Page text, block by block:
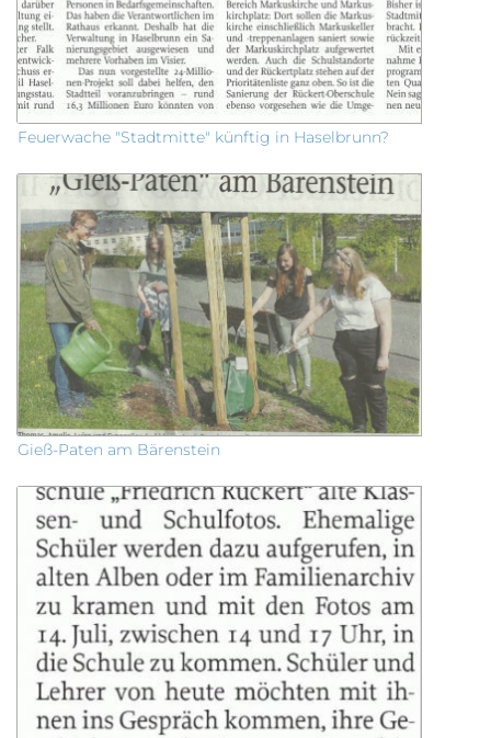
Feuerwache "Stadtmitte" künftig in Haselbrunn?
Gieß-Paten am Bärenstein